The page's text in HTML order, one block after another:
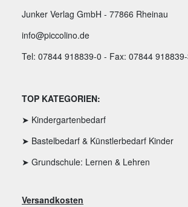
Junker Verlag GmbH - 77866 Rheinau
info@piccolino.de
Tel: 07844 918839-0 - Fax: 07844
TOP KATEGORIEN:
➤ Kindergartenbedarf
➤ Bastelbedarf & Künstlerbedarf Kinder
➤ Grundschule: Lernen & Lehren
Versandkosten